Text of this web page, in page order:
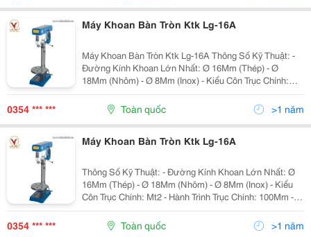
Máy Khoan Bàn Tròn Ktk Lg-16A
Máy Khoan Bàn Tròn Ktk Lg-16A Thông Số Kỹ Thuật: -
Đường Kính Khoan Lớn Nhất: Ø 16Mm (Thép) - Ø
18Mm (Nhôm) - Ø 8Mm (Inox) - Kiểu Côn Trục Chính:
Mt2 - Hành Trình Trục Chính: 100Mm - Tốc Độ Trục Chính
(V/P): 240 -...
0354 *** *** Toàn quốc >1 năm
Máy Khoan Bàn Tròn Ktk Lg-16A
Thông Số Kỹ Thuật: - Đường Kính Khoan Lớn Nhất: Ø
16Mm (Thép) - Ø 18Mm (Nhôm) - Ø 8Mm (Inox) - Kiểu
Côn Trục Chính: Mt2 - Hành Trình Trục Chính: 100Mm -
Tốc Độ Trục Chính (V/P): 240 - 400 - 410 - 660 - 710 -
1760 - 1800...
0354 *** *** Toàn quốc >1 năm